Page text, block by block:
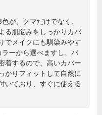
が、クマだけでなく、
る肌悩みをしっかりカバ
でメイクにも馴染みやす
ーから選べますし、バ
着するので、高いカバー
かりフィットして自然に
いており、すぐに使える